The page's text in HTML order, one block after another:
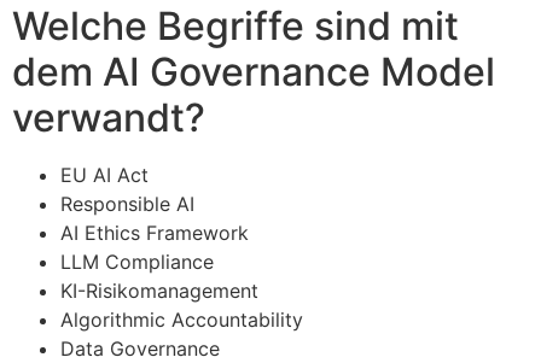
Welche Begriffe sind mit
dem AI Governance Model
verwandt?
EU AI Act
Responsible AI
AI Ethics Framework
LLM Compliance
KI-Risikomanagement
Algorithmic Accountability
Data Governance